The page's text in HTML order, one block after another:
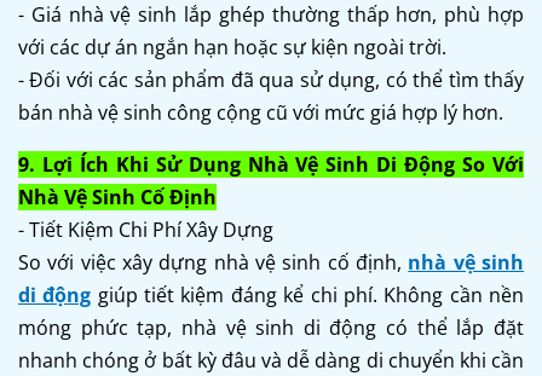
- Giá nhà vệ sinh lắp ghép thường thấp hơn, phù hợp
với các dự án ngắn hạn hoặc sự kiện ngoài trời.
- Đối với các sản phẩm đã qua sử dụng, có thể tìm thấy
bán nhà vệ sinh công cộng cũ với mức giá hợp lý hơn.
9. Lợi Ích Khi Sử Dụng Nhà Vệ Sinh Di Động So Với
Nhà Vệ Sinh Cố Định
- Tiết Kiệm Chi Phí Xây Dựng
So với việc xây dựng nhà vệ sinh cố định, nhà vệ sinh
di động giúp tiết kiệm đáng kể chi phí. Không cần nền
móng phức tạp, nhà vệ sinh di động có thể lắp đặt
nhanh chóng ở bất kỳ đâu và dễ dàng di chuyển khi cần